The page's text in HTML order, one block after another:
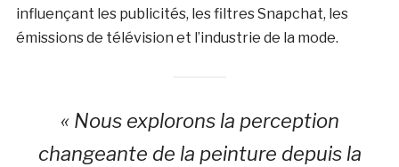
influençant les publicités, les filtres Snapchat, les
émissions de télévision et l’industrie de la mode.
« Nous explorons la perception
changeante de la peinture depuis la